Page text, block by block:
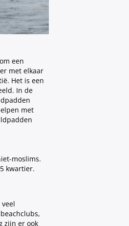
een
met elkaar
Het is een
In de
met
moslims.
kwartier.
zijn er ook